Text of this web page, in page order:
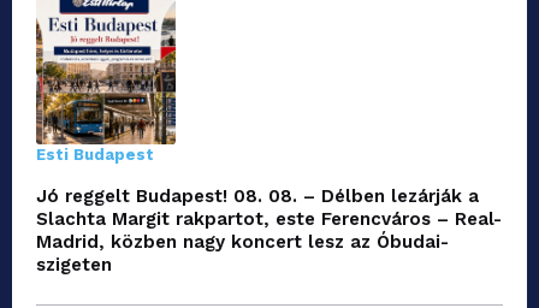
Esti Budapest
Jó reggelt Budapest! 08. 08. – Délben lezárják a
Slachta Margit rakpartot, este Ferencváros – Real-
Madrid, közben nagy koncert lesz az Óbudai-
szigeten